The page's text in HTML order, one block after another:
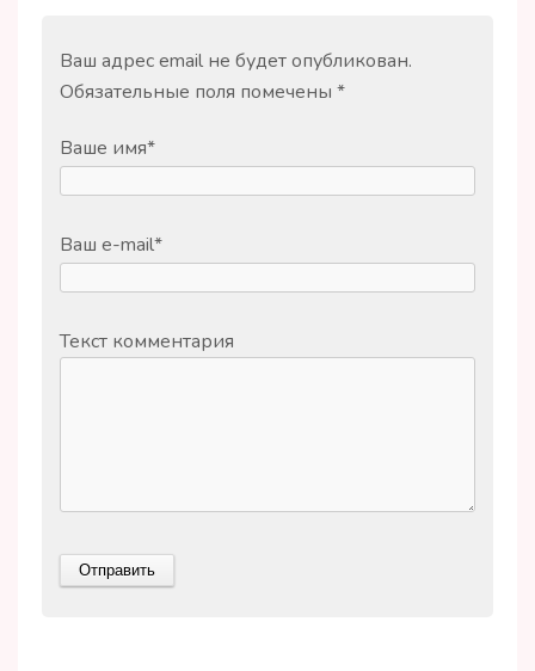
Ваш адрес email не будет опубликован.
Обязательные поля помечены *
Ваше имя*
Ваш e-mail*
Текст комментария